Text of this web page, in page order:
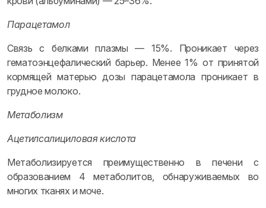
Парацетамол
Связь с белками плазмы — 15%. Проникает через
гематоэнцефалический барьер. Менее 1% от принятой
кормящей матерью дозы парацетамола проникает в
грудное молоко.
Метаболизм
Ацетилсалициловая кислота
Метаболизируется преимущественно в печени с
образованием 4 метаболитов, обнаруживаемых во
многих тканях и моче.